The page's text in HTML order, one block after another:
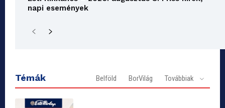
napi események
Témák Belföld BorVilág Továbbiak